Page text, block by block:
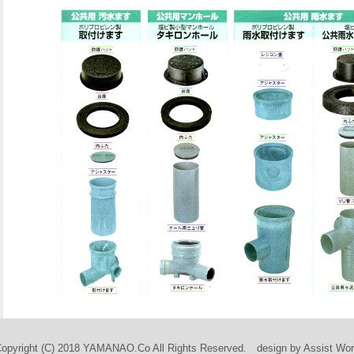
(C) 2018 YAMANAO.Co All Rights Reserved. design by Assist